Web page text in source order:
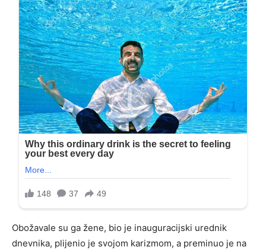
Obožavale su ga žene, bio je inauguracijski urednik
dnevnika, plijenio je svojom karizmom, a preminuo je na